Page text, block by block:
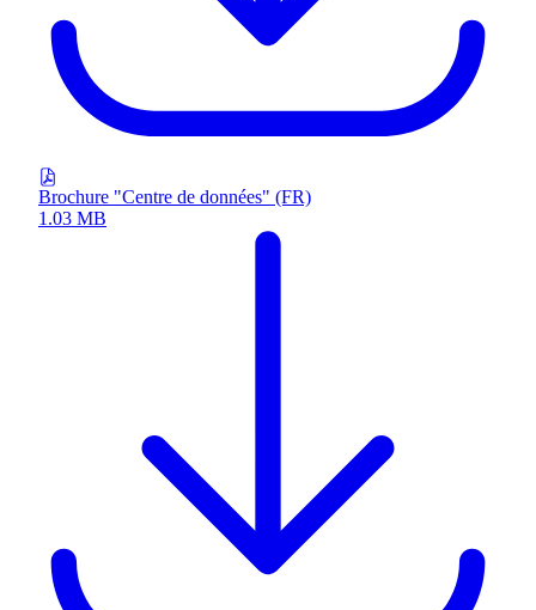
Brochure "Centre de données" (FR)
1.03 MB